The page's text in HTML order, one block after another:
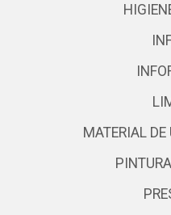
MATERIAL